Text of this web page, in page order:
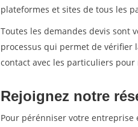
plateformes et sites de tous les
Toutes les demandes devis sont
processus qui permet de vérifier
contact avec les particuliers
Rejoignez notre
Pour pérénniser votre